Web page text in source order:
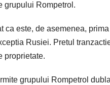
grupului Rompetrol.
ca este, de asemenea,
Rusiei. Pretul
proprietate.
grupului Rompetrol